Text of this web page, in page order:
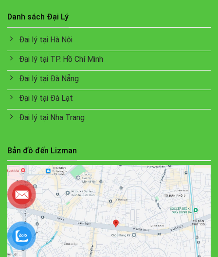
Danh sách Đại Lý
Đại lý tại Hà Nội
Đại lý tại TP. Hồ Chí Minh
Đại lý tại Đà Nẵng
Đại lý tại Đà Lạt
Đại lý tại Nha Trang
Bản đồ đến Lizman